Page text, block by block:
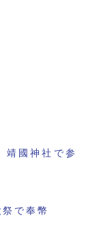
靖國神社で参
で奉幣